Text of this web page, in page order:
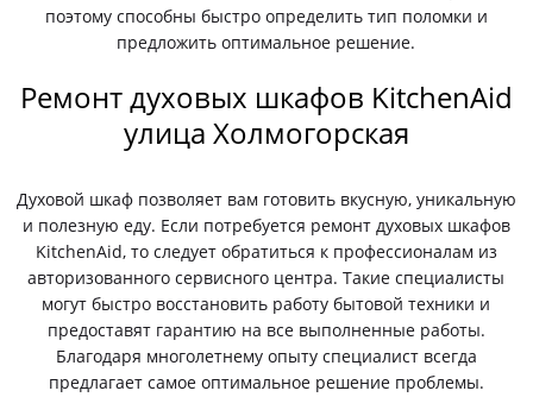
поэтому способны быстро определить тип поломки и
предложить оптимальное решение.
Ремонт духовых шкафов KitchenAid
улица Холмогорская
Духовой шкаф позволяет вам готовить вкусную, уникальную
и полезную еду. Если потребуется ремонт духовых шкафов
KitchenAid, то следует обратиться к профессионалам из
авторизованного сервисного центра. Такие специалисты
могут быстро восстановить работу бытовой техники и
предоставят гарантию на все выполненные работы.
Благодаря многолетнему опыту специалист всегда
предлагает самое оптимальное решение проблемы.